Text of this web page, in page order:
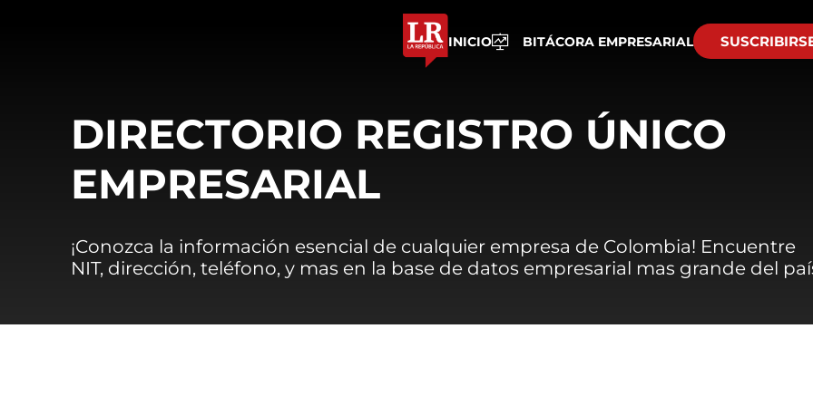
INICIO BITÁCORA EMPRESARIAL
DIRECTORIO REGISTRO ÚNICO
EMPRESARIAL
¡Conozca la información esencial de cualquier empresa de Colombia! Encuentre
NIT, dirección, teléfono, y mas en la base de datos empresarial mas grande del